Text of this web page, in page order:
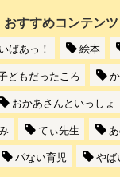
おすすめコンテンツ
ばあっ！ 絵本
どもだったころ
おかあさんといっしょ
てぃ先生
パない育児 やば